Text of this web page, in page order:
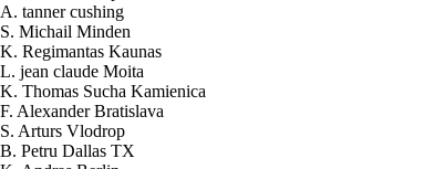
A. tanner cushing
S. Michail Minden
K. Regimantas Kaunas
L. jean claude Moita
K. Thomas Sucha Kamienica
F. Alexander Bratislava
S. Arturs Vlodrop
B. Petru Dallas TX
2026-08-06 10:12:47
1x Kit HHO DC4000 para Camiones
Send to > France